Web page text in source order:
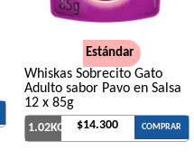
Estándar
Whiskas Sobrecito Gato
Adulto sabor Pavo en Salsa
12 x 85g
1.02KG $14.300 COMPRAR